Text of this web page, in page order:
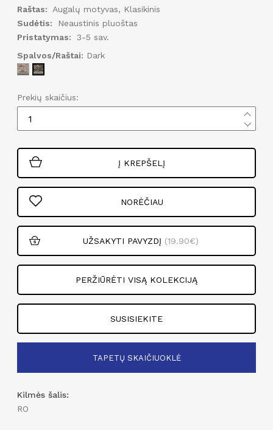
Raštas: Augalų motyvas, Klasikinis
Sudėtis:
Neaustinis pluoštas
Pristatymas:
3-5 sav.
Spalvos/Raštai: Dark
Prekių skaičius:
Į KREPŠELĮ
NORĖČIAU
UŽSAKYTI PAVYZDĮ (19.90€)
PERŽIŪRĖTI VISĄ KOLEKCIJĄ
SUSISIEKITE
TAPETŲ SKAIČIUOKLĖ
Kilmės šalis:
RO